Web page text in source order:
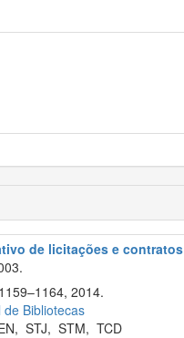
de licitações e contratos
2014.
de Bibliotecas
, STJ, STM, TCD